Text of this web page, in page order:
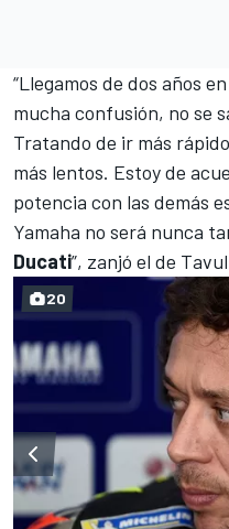
“Llegamos de dos años
mucha confusión, no se
Tratando de ir más
más lentos. Estoy de
potencia con las demás
Yamaha no será nunca
Ducati”, zanjó el de
20